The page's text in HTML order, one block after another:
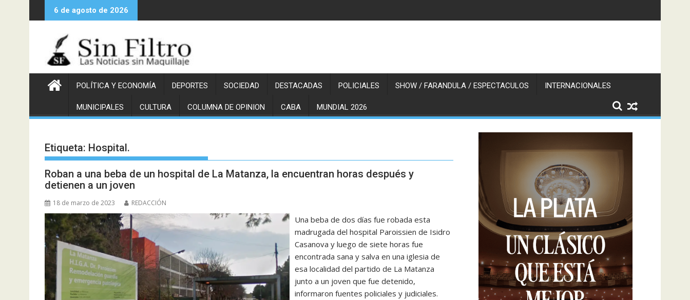
al
6 de agosto de 2026
POLÍTICA Y ECONOMÍA DEPORTES SOCIEDAD DESTACADAS POLICIALES SHOW / FARANDULA / ESPECTACULOS INTERNACIONALES
MUNICIPALES CULTURA COLUMNA DE OPINION CABA MUNDIAL 2026
Etiqueta: Hospital.
Roban a una beba de un hospital de La Matanza, la encuentran horas después y
detienen a un joven
18 de marzo de 2023 REDACCIÓN
Una beba de dos días fue robada esta
madrugada del hospital Paroissien de Isidro
Casanova y luego de siete horas fue
encontrada sana y salva en una iglesia de
esa localidad del partido de La Matanza
junto a un joven que fue detenido,
informaron fuentes policiales y judiciales.